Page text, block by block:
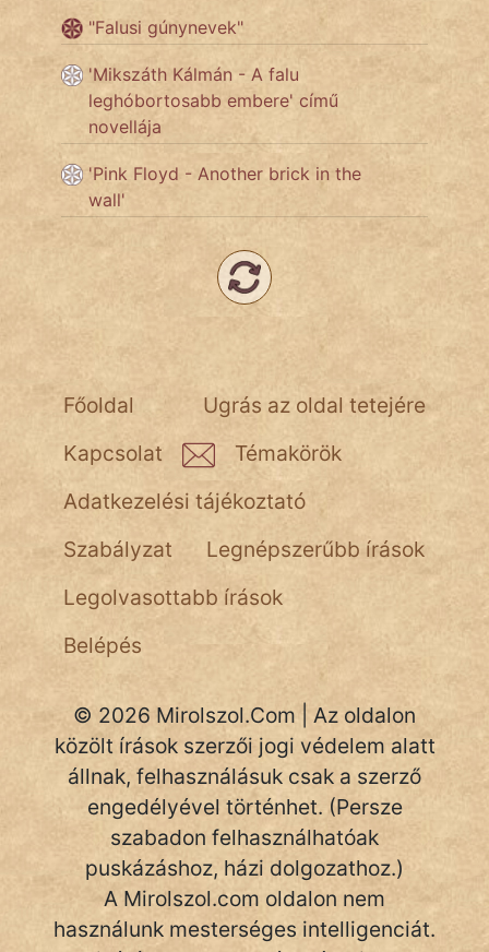
Népszerű szerzőink:
fantom
Jób Gedeon
vörös ördög
NapHold
pszichopati
Hoffer Botond
szemfüles
"Falusi gúnynevek"
'Mikszáth Kálmán - A falu
leghóbortosabb embere' című
novellája
'Pink Floyd - Another brick in the
wall'
Ugrás az oldal tetejére
Főoldal
Kapcsolat
Témakörök
Adatkezelési tájékoztató
Szabályzat
Legnépszerűbb írások
Legolvasottabb írások
Belépés
© 2026 Mirolszol.Com | Az oldalon
közölt írások szerzői jogi védelem alatt
állnak, felhasználásuk csak a szerző
engedélyével történhet. (Persze
szabadon felhasználhatóak
puskázáshoz, házi dolgozathoz.)
A Mirolszol.com oldalon nem
használunk mesterséges intelligenciát.